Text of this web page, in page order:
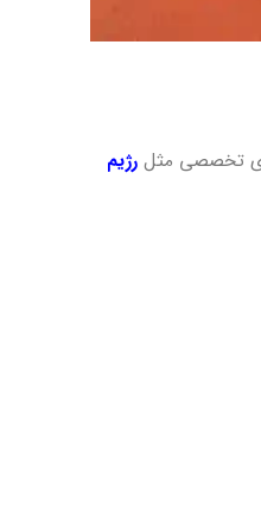
تخصصی مثل رژیم